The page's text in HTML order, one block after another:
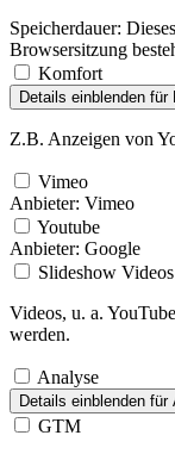
Speicherdauer:
Browsersitzung
Komfort
Details einblenden für
Z.B. Anzeigen von
Vimeo
Anbieter: Vimeo
Youtube
Anbieter: Google
Slideshow
Videos, u. a.
werden.
Analyse
Details einblenden für
GTM